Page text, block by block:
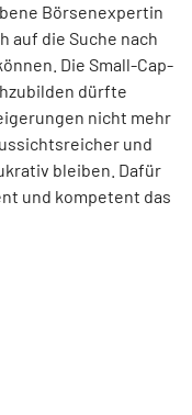
Börsenexpertin
auf die Suche nach
Die Small-Cap-
dürfte
nicht mehr
und
bleiben. Dafür
und kompetent das